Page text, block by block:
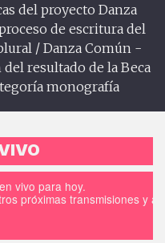
del proyecto Danza
de escritura del
/ Danza Común -
resultado de la Beca
monografía
vivo para hoy.
próximas transmisiones y